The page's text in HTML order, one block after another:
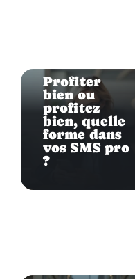
Profiter
bien ou
profitez
bien, quelle
forme dans
vos SMS pro
?